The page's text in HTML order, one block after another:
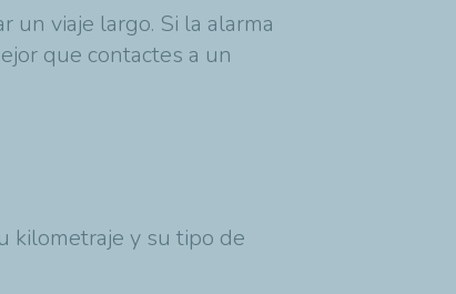
un viaje largo. Si la alarma
que contactes a un
kilometraje y su tipo de